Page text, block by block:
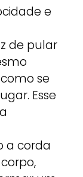
e
de pular
se
Esse
a corda